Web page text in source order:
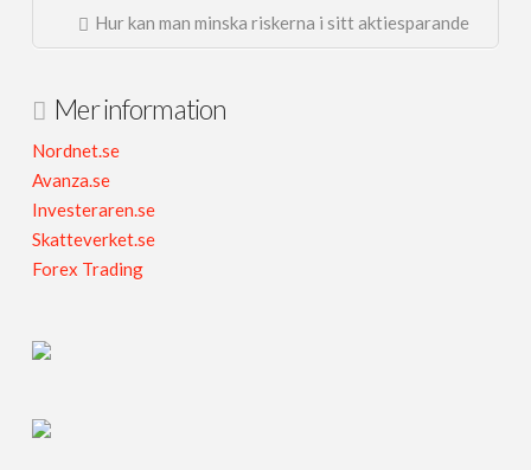
Hur kan man minska riskerna i sitt aktiesparande
Mer information
Nordnet.se
Avanza.se
Investeraren.se
Skatteverket.se
Forex Trading